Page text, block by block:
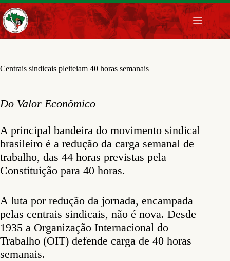
Pular
para
o
conteúdo
Centrais sindicais pleiteiam 40 horas semanais
Do Valor Econômico
A principal bandeira do movimento sindical
brasileiro é a redução da carga semanal de
trabalho, das 44 horas previstas pela
Constituição para 40 horas.
A luta por redução da jornada, encampada
pelas centrais sindicais, não é nova. Desde
1935 a Organização Internacional do
Trabalho (OIT) defende carga de 40 horas
semanais.